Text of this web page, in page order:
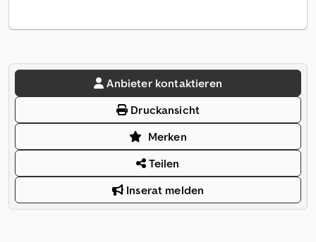
Anbieter kontaktieren
Druckansicht
Merken
Teilen
Inserat melden